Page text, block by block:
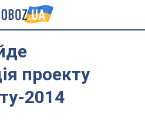
проекту
2014